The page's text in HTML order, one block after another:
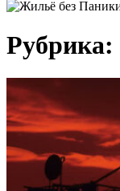
Рубрика: